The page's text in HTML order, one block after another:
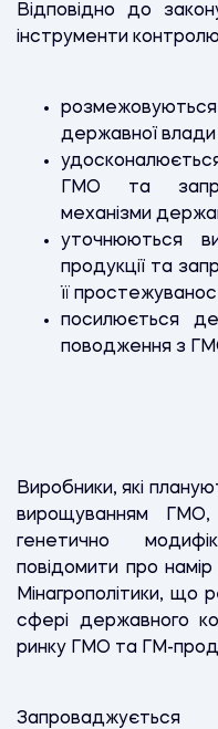
Відповідно до
інструменти
державної
ГМО та
механізми
уточнюються
продукції та
її
посилюється
поводження з
Виробники, які
вирощуванням
генетично
повідомити про намір
Мінагрополітики, що
сфері державного
ринку ГМО та ГМ-
Запроваджується